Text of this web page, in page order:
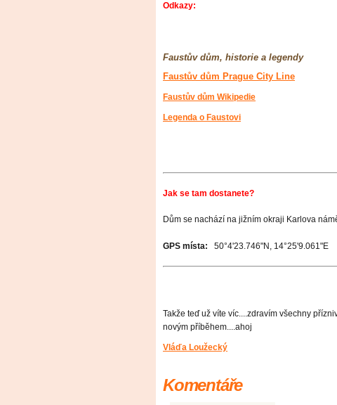
Odkazy:
Faustův dům, historie a legendy
Faustův dům Prague City Line
Faustův dům Wikipedie
Legenda o Faustovi
Jak se tam dostanete?
Dům se nachází na jižním okraji Karlova
GPS místa: 50°4'23.746"N, 14°25'9.061"E
Takže teď už víte víc....zdravím všechny
novým příběhem....ahoj
Vláďa Loužecký
Komentáře